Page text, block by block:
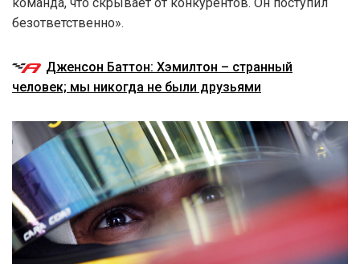
безответственно».
Дженсон Баттон: Хэмилтон – странный
человек; мы никогда не были друзьями